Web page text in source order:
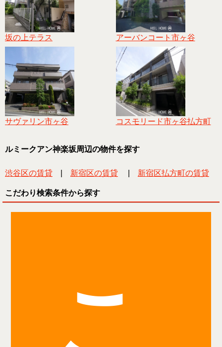
坂の上テラス アーバンコート市ヶ谷
サヴァリン市ヶ谷 コスモリード市ヶ谷払方町
ルミークアン神楽坂周辺の物件を探す
渋谷区の賃貸 新宿区の賃貸 新宿区払方町の賃貸
こだわり検索条件から探す
こ